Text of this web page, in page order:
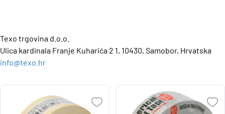
Texo trgovina d.o.o.
Ulica kardinala Franje Kuharića 2 1, 10430, Samobor, Hrvatska
info@texo.hr